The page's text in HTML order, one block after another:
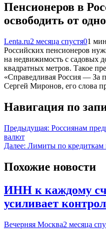
Пенсионеров в
освободить от
Lenta.ru2 месяца спустя01
Российских пенсионеров
на недвижимость с садовых
квадратных метров. Такое
«Справедливая Россия — За
Сергей Миронов, его слова
Навигация по
Предыдущая: Россиянам
валют
Далее: Лимиты по кредиткам
Похожие новости
ИНН к каждому
усиливает
Вечерняя Москва2 месяца